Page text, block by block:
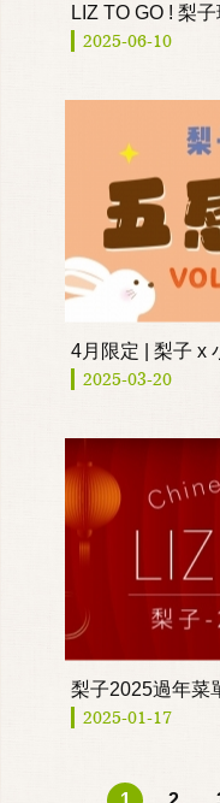
LIZ TO GO ! 梨
2025-06-10
4月限定 | 梨子 x
2025-03-20
梨子2025過年菜
2025-01-17